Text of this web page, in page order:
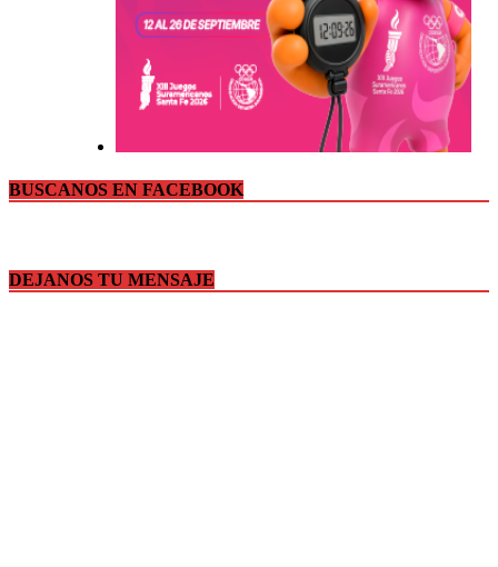
BUSCANOS EN FACEBOOK
DEJANOS TU MENSAJE